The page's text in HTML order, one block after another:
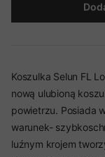
Koszulka Selun FL
nową ulubioną
powietrzu. Posiada
warunek-
luźnym krojem